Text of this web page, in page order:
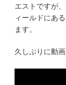
エストですが
ィールドにあ
ます。
久しぶりに動